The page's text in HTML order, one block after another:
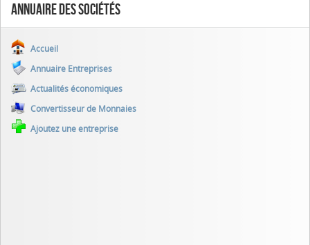
Annuaire des sociétés
Accueil
Annuaire Entreprises
Actualités économiques
Convertisseur de Monnaies
Ajoutez une entreprise